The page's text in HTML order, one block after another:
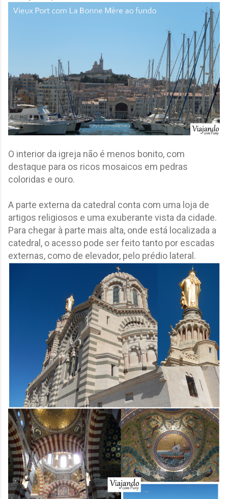
O interior da igreja não é menos bonito, com
destaque para os ricos mosaicos em pedras
coloridas e ouro.
A parte externa da catedral conta com uma loja de
artigos religiosos e uma exuberante vista da cidade.
Para chegar à parte mais alta, onde está localizada a
catedral, o acesso pode ser feito tanto por escadas
externas, como de elevador, pelo prédio lateral.